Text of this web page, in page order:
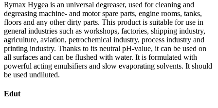
Rymax Hygea is an universal degreaser, used for cleaning and
degreasing machine- and motor spare parts, engine rooms, tanks,
floors and any other dirty parts. This product is suitable for use in
general industries such as workshops, factories, shipping industry,
agriculture, aviation, petrochemical industry, process industry and
printing industry. Thanks to its neutral pH-value, it can be used on
all surfaces and can be flushed with water. It is formulated with
powerful acting emulsifiers and slow evaporating solvents. It should
be used undiluted.
Edut